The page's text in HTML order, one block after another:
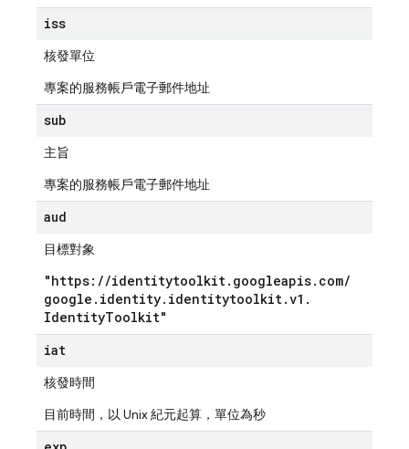
iss
核發單位
專案的服務帳戶電子郵件地址
sub
主旨
專案的服務帳戶電子郵件地址
aud
目標對象
"https: //identitytoolkit. googleapis. com/
google . identity. identitytoolkit.v1 .
IdentityToolkit"
iat
核發時間
目前時間，以 Unix 紀元起算，單位為秒